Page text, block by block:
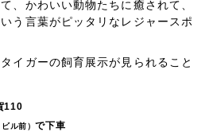
、かわいい動物たちに癒されて、
う言葉がピッタリなレジャースポ
イガーの飼育展示が見られること
110
ビル前）で下車